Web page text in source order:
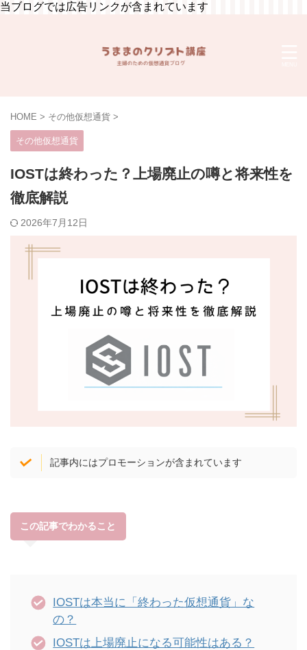
当ブログでは広告リンクが含まれています
HOME > その他仮想通貨 >
その他仮想通貨
IOSTは終わった？上場廃止の噂と将来性を
徹底解説
2026年7月12日
記事内にはプロモーションが含まれています
この記事でわかること
IOSTは本当に「終わった仮想通貨」な
の？
IOSTは上場廃止になる可能性はある？